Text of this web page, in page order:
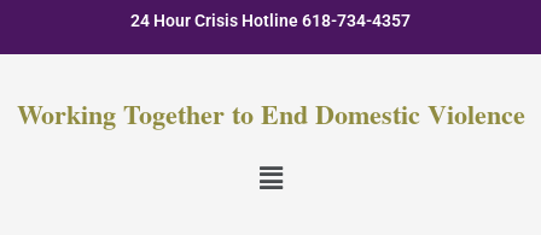
24 Hour Crisis Hotline 618-734-4357
Working Together to End Domestic Violence
Menu